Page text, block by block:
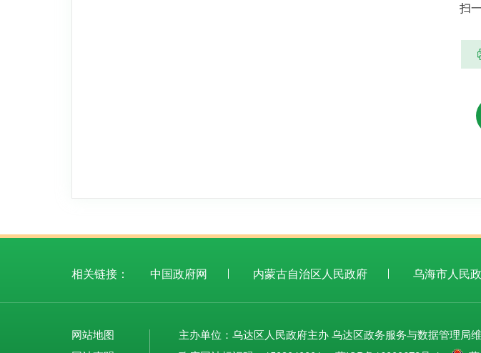
扫
相关链接： 中国政府网 内蒙古自治区人民政府 乌海市人民
网站地图
主办单位：乌达区人民政府主办 乌达区政务服务与数据管理局